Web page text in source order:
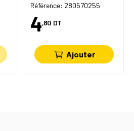
Référence: 280570255
4,80 DT
Ajouter